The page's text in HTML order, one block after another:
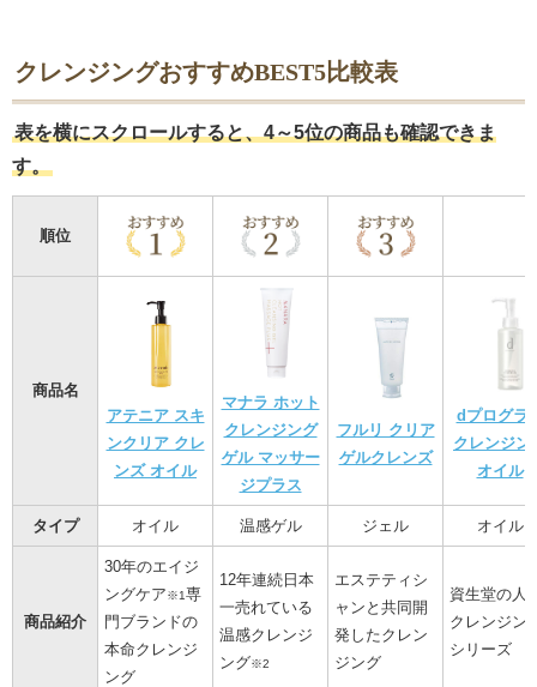
クレンジングおすすめBEST5比較表
表を横にスクロールすると、4～5位の商品も確認できま
す。
順位
商品名
アテニア スキ
ンクリア クレ
ンズ オイル
マナラ ホット
クレンジング
ゲル マッサー
ジプラス
フルリ クリア
ゲルクレンズ
dプログラ
クレンジン
オイル
タイプ オイル 温感ゲル ジェル オイル
商品紹介
30年のエイジ
ングケア※1専
門ブランドの
本命クレンジ
ング
12年連続日本
一売れている
温感クレンジ
ング※2
エステティシ
ャンと共同開
発したクレン
ジング
資生堂の人
クレンジン
シリーズ